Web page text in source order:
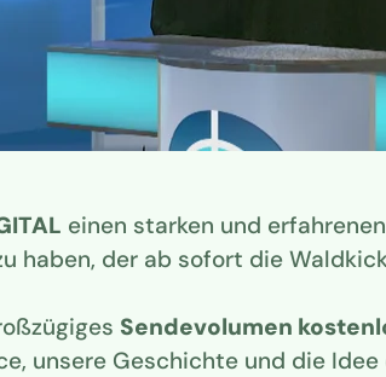
einen starken und erfahrenen
haben, der ab sofort die
Sendevolumen
unsere Geschichte und die